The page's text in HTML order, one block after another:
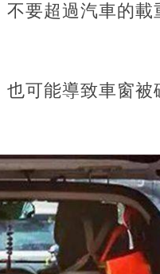
要超過汽車的載
可能導致車窗被